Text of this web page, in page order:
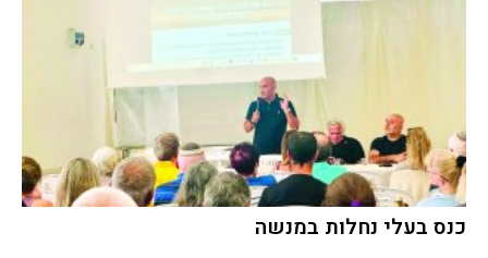
כנס בעלי נחלות במנשה